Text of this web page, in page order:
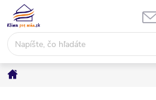
Prejsť
na
obsah
Domov